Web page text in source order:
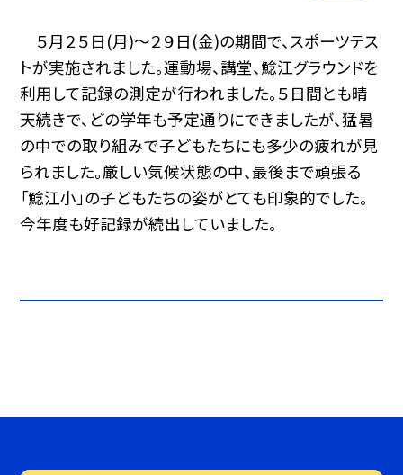
５月２５日(月)〜２９日(金)の期間で、スポーツテス
トが実施されました。運動場、講堂、鯰江グラウンドを
利用して記録の測定が行われました。５日間とも晴
天続きで、どの学年も予定通りにできましたが、猛暑
の中での取り組みで子どもたちにも多少の疲れが見
られました。厳しい気候状態の中、最後まで頑張る
「鯰江小」の子どもたちの姿がとても印象的でした。
今年度も好記録が続出していました。